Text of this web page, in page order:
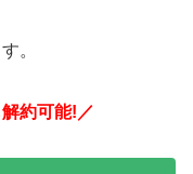
。
約可能!／